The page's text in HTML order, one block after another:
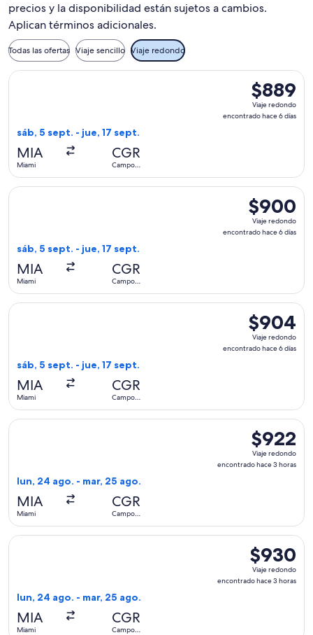
precios y la disponibilidad están sujetos a cambios.
Aplican términos adicionales.
Todas las ofertas Viaje sencillo Viaje redondo
$889
Viaje
redondo,
$889
Viaje redondo
encontrado hace 6 días
sáb, 5 sept. - jue, 17 sept.
MIA
Miami
CGR
Campo
Seleccionar vuelo de GOL Linhas Aereas S.A., con salida
$900
Viaje
redondo,
$900
Viaje redondo
encontrado hace 6 días
sáb, 5 sept. - jue, 17 sept.
MIA
Miami
CGR
Campo
Seleccionar vuelo de GOL Linhas Aereas S.A., con salida
$904
Viaje
redondo,
$904
Viaje redondo
encontrado hace 6 días
sáb, 5 sept. - jue, 17 sept.
MIA
Miami
CGR
Campo
Seleccionar vuelo de GOL Linhas Aereas S.A., con salida
$922
Viaje
redondo,
$922
Viaje redondo
encontrado hace 3 horas
lun, 24 ago. - mar, 25 ago.
MIA
Miami
CGR
Campo
Seleccionar vuelo de avianca, con salida el lun, 24 ago.
$930
Viaje
redondo,
$930
Viaje redondo
encontrado hace 3 horas
lun, 24 ago. - mar, 25 ago.
MIA
Miami
CGR
Campo
Seleccionar vuelo de avianca, con salida el lun, 24 ago.